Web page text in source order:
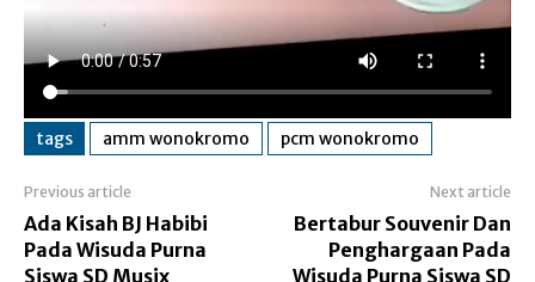
tags amm wonokromo pcm wonokromo
Previous article
Ada Kisah BJ Habibi
Pada Wisuda Purna
Siswa SD Musix
Next article
Bertabur Souvenir Dan
Penghargaan Pada
Wisuda Purna Siswa SD